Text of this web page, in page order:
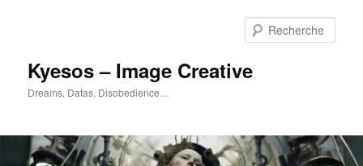
Kyesos – Image Creative
Dreams, Datas, Disobedience…